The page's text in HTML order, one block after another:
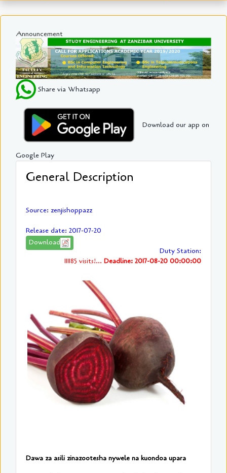
Announcement
Share via Whatsapp
Download our app on
Google Play
General Description
Source: zenjishoppazz
Release date: 2017-07-20
Download
Duty Station:
111185 visits!... Deadline: 2017-08-20 00:00:00
Dawa za asili zinazootesha nywele na kuondoa upara